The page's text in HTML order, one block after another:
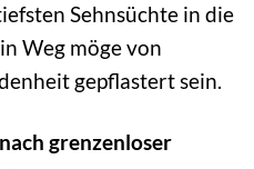
Sehnsüchte in die
Weg möge von
gepflastert sein.
grenzenloser